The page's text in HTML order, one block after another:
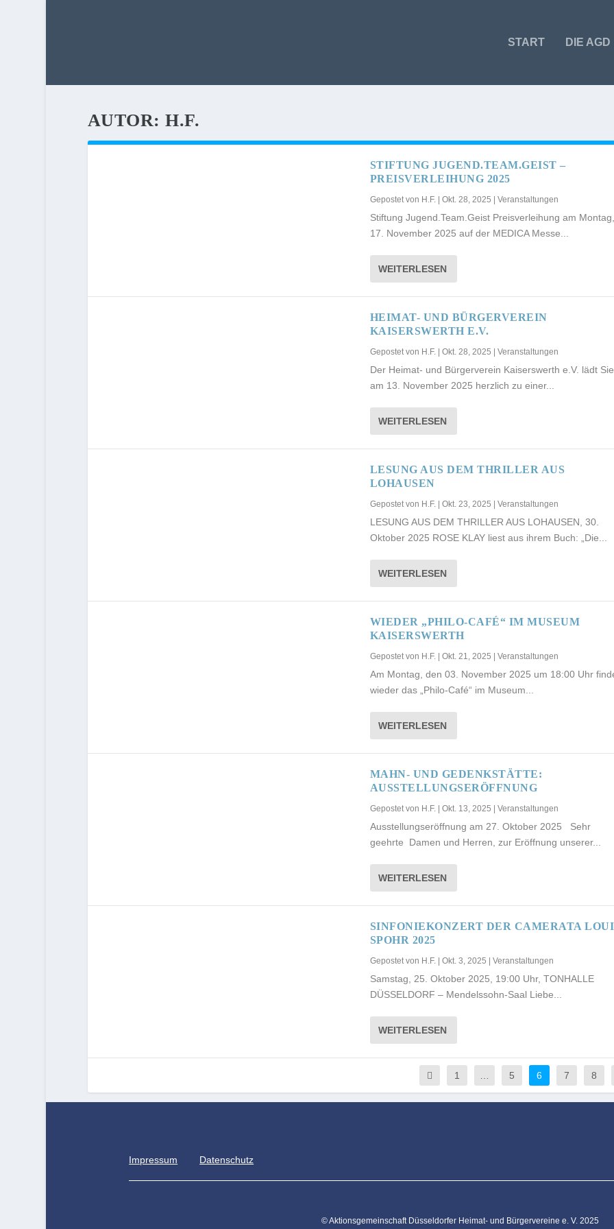
START DIE AGD
AUTOR:H.F.
STIFTUNG JUGEND.TEAM.GEIST –
PREISVERLEIHUNG 2025
Gepostet von H.F.| Okt. 28, 2025 Veranstaltungen
Stiftung Jugend.Team.Geist Preisverleihung am Montag,
17. November 2025 auf der MEDICA Messe...
WEITERLESEN
HEIMAT- UND BÜRGERVEREIN
KAISERSWERTH E.V.
Gepostet von H.F.| Okt. 28, 2025 Veranstaltungen
Der Heimat- und Bürgerverein Kaiserswerth e.V. lädt Sie
am 13. November 2025 herzlich zu einer...
WEITERLESEN
LESUNG AUS DEM THRILLER AUS
LOHAUSEN
Gepostet von H.F.| Okt. 23, 2025 Veranstaltungen
LESUNG AUS DEM THRILLER AUS LOHAUSEN, 30.
Oktober 2025 ROSE KLAY liest aus ihrem Buch: „Die...
WEITERLESEN
WIEDER „PHILO-CAFÉ“ IM MUSEUM
KAISERSWERTH
Gepostet von H.F.| Okt. 21, 2025 Veranstaltungen
Am Montag, den 03. November 2025 um 18:00 Uhr
wieder das „Philo-Café“ im Museum...
WEITERLESEN
MAHN- UND GEDENKSTÄTTE:
AUSSTELLUNGSERÖFFNUNG
Gepostet von H.F.| Okt. 13, 2025 Veranstaltungen
Ausstellungseröffnung am 27. Oktober 2025 Sehr
geehrte Damen und Herren, zur Eröffnung unserer...
WEITERLESEN
SINFONIEKONZERT DER CAMERATA
SPOHR 2025
Gepostet von H.F.| Okt. 3, 2025 Veranstaltungen
Samstag, 25. Oktober 2025, 19:00 Uhr, TONHALLE
DÜSSELDORF – Mendelssohn-Saal Liebe...
WEITERLESEN
1 5 6 7 8
Impressum Datenschutz
© Aktionsgemeinschaft Düsseldorfer Heimat- und Bürgervereine e. V. 2025